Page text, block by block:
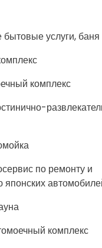
услуги, баня
комплекс
по ремонту и
комплекс